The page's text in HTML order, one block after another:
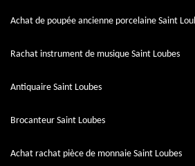
Achat de poupée ancienne porcelaine Saint
Rachat instrument de musique Saint Loubes
Antiquaire Saint Loubes
Brocanteur Saint Loubes
Achat rachat pièce de monnaie Saint Loubes